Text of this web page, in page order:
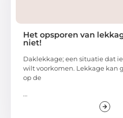
Het opsporen van
niet!
Daklekkage; een situatie dat
wilt voorkomen. Lekkage kan
op de
...